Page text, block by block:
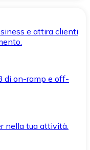
e attira clienti
di on-ramp e off-
nella tua attività.